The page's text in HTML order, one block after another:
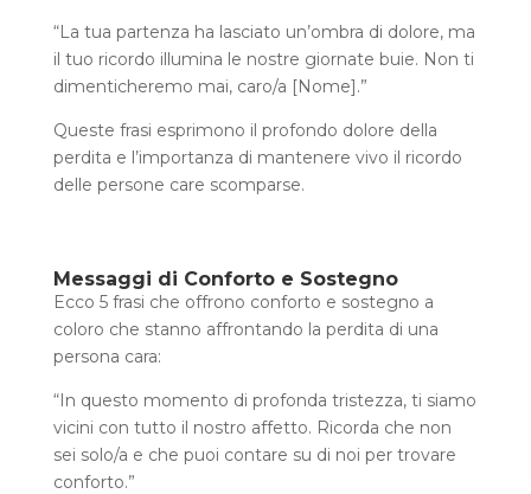
“La tua partenza ha lasciato un’ombra di dolore, ma
il tuo ricordo illumina le nostre giornate buie. Non ti
dimenticheremo mai, caro/a [Nome].”
Queste frasi esprimono il profondo dolore della
perdita e l’importanza di mantenere vivo il ricordo
delle persone care scomparse.
Messaggi di Conforto e Sostegno
Ecco 5 frasi che offrono conforto e sostegno a
coloro che stanno affrontando la perdita di una
persona cara:
“In questo momento di profonda tristezza, ti siamo
vicini con tutto il nostro affetto. Ricorda che non
sei solo/a e che puoi contare su di noi per trovare
conforto.”